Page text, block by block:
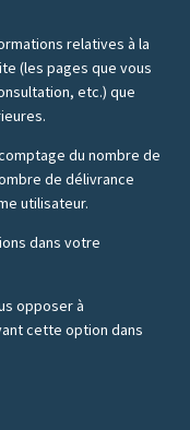
relatives à la
(les pages que vous
etc.) que
du nombre de
de délivrance
utilisateur.
dans votre
opposer à
cette option dans